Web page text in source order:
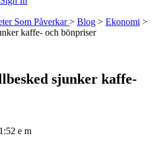
Som Påverkar> Blog > Ekonomi >
kaffe- och bönpriser
sjunker kaffe-
e m